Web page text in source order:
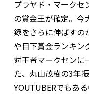
プラヤド・マークセ
の賞金王が確定。今
録をさらに伸ばすの
や目下賞金ランキン
対王者マークセンに
た、丸山茂樹の3年
YOUTUBERでもあ